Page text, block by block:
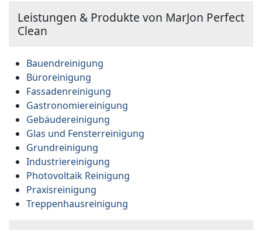
Leistungen & Produkte von MarJon Perfect
Clean
Bauendreinigung
Büroreinigung
Fassadenreinigung
Gastronomiereinigung
Gebäudereinigung
Glas und Fensterreinigung
Grundreinigung
Industriereinigung
Photovoltaik Reinigung
Praxisreinigung
Treppenhausreinigung